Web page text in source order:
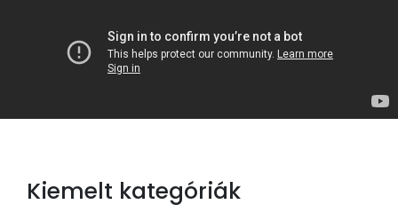
Kiemelt kategóriák